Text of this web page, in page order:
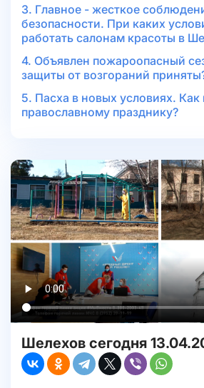
3. Главное - жесткое
безопасности. При каких
работать салонам красоты в
4. Объявлен пожароопасный
защиты от возгораний
5. Пасха в новых условиях. Как
православному празднику?
Шелехов сегодня